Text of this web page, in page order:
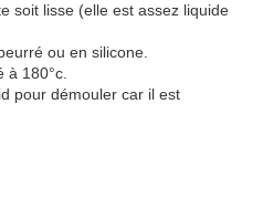
soit lisse (elle est assez liquide
ou en silicone.
180°c.
pour démouler car il est